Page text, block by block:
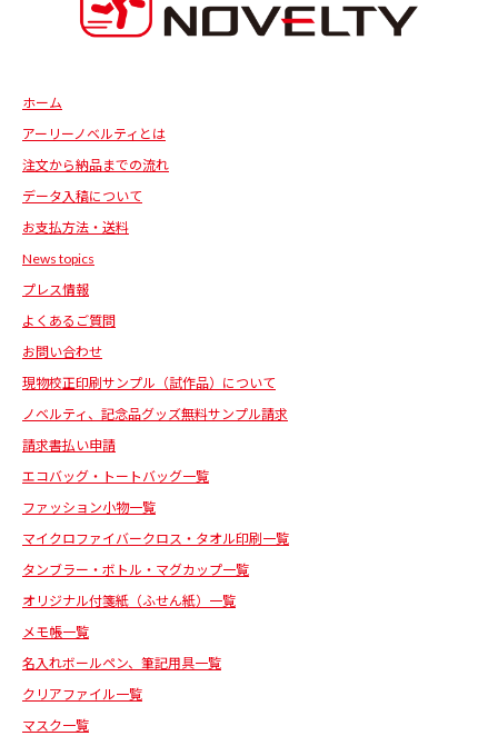
ホーム
アーリーノベルティとは
注文から納品までの流れ
データ入稿について
お支払方法・送料
News topics
プレス情報
よくあるご質問
お問い合わせ
現物校正印刷サンプル（試作品）について
ノベルティ、記念品グッズ無料サンプル請求
請求書払い申請
エコバッグ・トートバッグ一覧
ファッション小物一覧
マイクロファイバークロス・タオル印刷一覧
タンブラー・ボトル・マグカップ一覧
オリジナル付箋紙（ふせん紙）一覧
メモ帳一覧
名入れボールペン、筆記用具一覧
クリアファイル一覧
マスク一覧